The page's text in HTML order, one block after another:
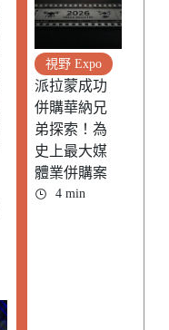
視野 Expo
派拉蒙成功
併購華納兄
弟探索！為
史上最大媒
體業併購案
4 min